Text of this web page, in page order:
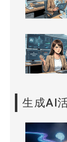
生成AI